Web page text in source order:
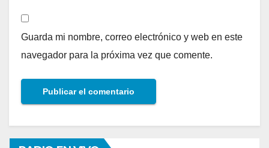
Guarda mi nombre, correo electrónico y web en este
navegador para la próxima vez que comente.